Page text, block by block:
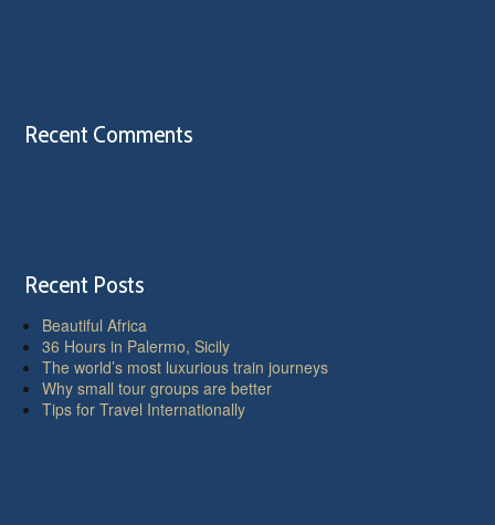
Recent Comments
Recent Posts
Beautiful Africa
36 Hours in Palermo, Sicily
The world’s most luxurious train journeys
Why small tour groups are better
Tips for Travel Internationally